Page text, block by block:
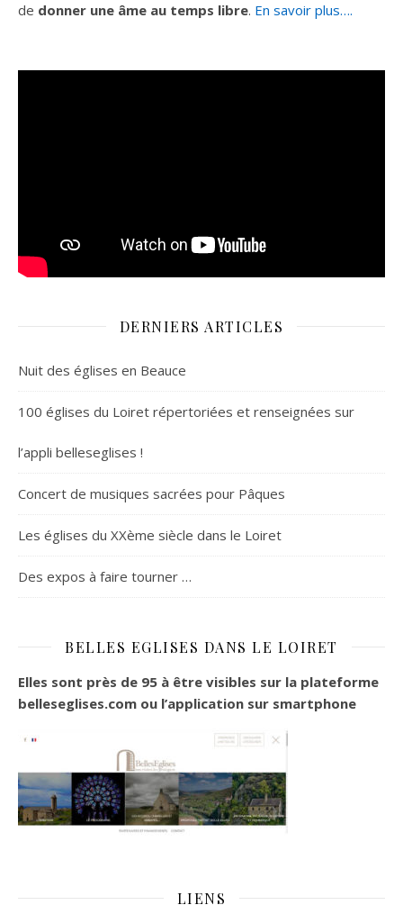
de donner une âme au temps libre. En savoir plus….
DERNIERS ARTICLES
Nuit des églises en Beauce
100 églises du Loiret répertoriées et renseignées sur
l’appli belleseglises !
Concert de musiques sacrées pour Pâques
Les églises du XXème siècle dans le Loiret
Des expos à faire tourner …
BELLES EGLISES DANS LE LOIRET
Elles sont près de 95 à être visibles sur la plateforme
belleseglises.com ou l’application sur smartphone
LIENS